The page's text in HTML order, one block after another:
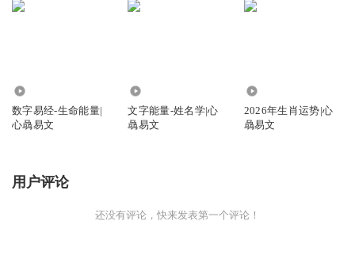
数字易经-生命能量|
心骉易文
文字能量-姓名学|心
骉易文
2026年生肖运势|心
骉易文
用户评论
还没有评论，快来发表第一个评论！